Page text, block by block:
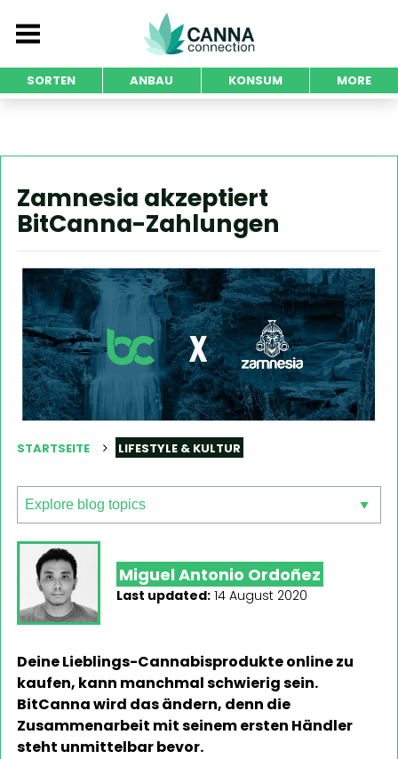
SORTEN ANBAU KONSUM MORE
Zamnesia akzeptiert
BitCanna-Zahlungen
STARTSEITE LIFESTYLE & KULTUR
Miguel Antonio Ordoñez
Last updated: 14 August 2020
Deine Lieblings-Cannabisprodukte online zu
kaufen, kann manchmal schwierig sein.
BitCanna wird das ändern, denn die
Zusammenarbeit mit seinem ersten Händler
steht unmittelbar bevor.